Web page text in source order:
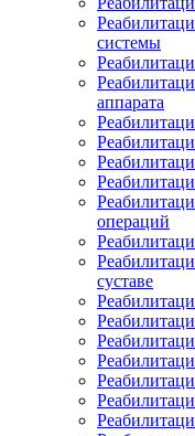
системы
аппарата
операций
суставе